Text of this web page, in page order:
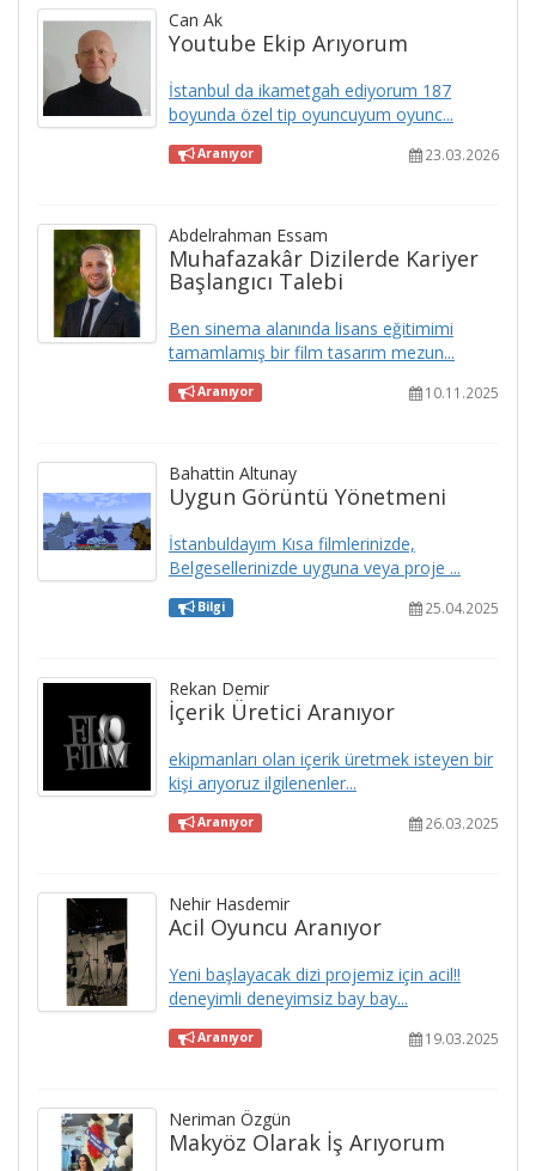
Can Ak
Youtube Ekip Arıyorum
İstanbul da ikametgah ediyorum 187
boyunda özel tip oyuncuyum oyunc...
Aranıyor 23.03.2026
Abdelrahman Essam
Muhafazakâr Dizilerde Kariyer
Başlangıcı Talebi
Ben sinema alanında lisans eğitimimi
tamamlamış bir film tasarım mezun...
Aranıyor 10.11.2025
Bahattin Altunay
Uygun Görüntü Yönetmeni
İstanbuldayım Kısa filmlerinizde,
Belgesellerinizde uyguna veya proje ...
Bilgi 25.04.2025
Rekan Demir
İçerik Üretici Aranıyor
ekipmanları olan içerik üretmek isteyen bir
kişi arıyoruz ilgilenenler...
Aranıyor 26.03.2025
Nehir Hasdemir
Acil Oyuncu Aranıyor
Yeni başlayacak dizi projemiz için acil!!
deneyimli deneyimsiz bay bay...
Aranıyor 19.03.2025
Neriman Özgün
Makyöz Olarak İş Arıyorum